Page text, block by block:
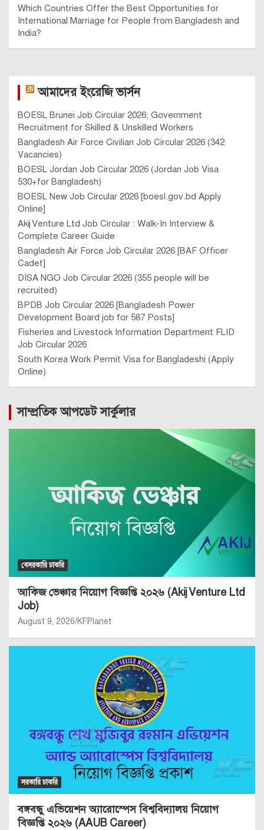
Which Countries Offer the Best Opportunities for
International Marriage for People from Bangladesh and
India?
আমাদের ইংরেজি ভার্সন
BOESL Brunei Job Circular 2026: Government
Recruitment for Skilled & Unskilled Workers
Bangladesh Air Force Civilian Job Circular 2026 (342
Vacancies)
BOESL Jordan Job Circular 2026 (Jordan Job Visa
530+for Bangladesh)
BOESL New Job Circular 2026 [boesl.gov.bd Apply
Online]
Akij Venture Ltd Job Circular : Walk-In Interview &
Complete Career Guide
Bangladesh Air Force Job Circular 2026 [BAF Officer
Cadet]
DISA NGO Job Circular 2026 (355 people will be
recruited)
BPDB Job Circular 2026 [Bangladesh Power
Development Board job for 587 Posts]
Fisheries and Livestock Information Department FLID
Job Circular 2026
South Korea Work Permit Visa for Bangladeshi (Apply
Online)
সাম্প্রতিক আপডেট সার্কুলার
বেসরকারি চাকরি
আকিজ ভেঞ্চার নিয়োগ বিজ্ঞপ্তি ২০২৬ (Akij Venture Ltd
Job)
August 9, 2026 KFPlanet
সরকারি চাকরি
বঙ্গবন্ধু এভিয়েশন অ্যারোস্পেস বিশ্ববিদ্যালয় নিয়োগ
বিজ্ঞপ্তি ২০২৬ (AAUB Career)